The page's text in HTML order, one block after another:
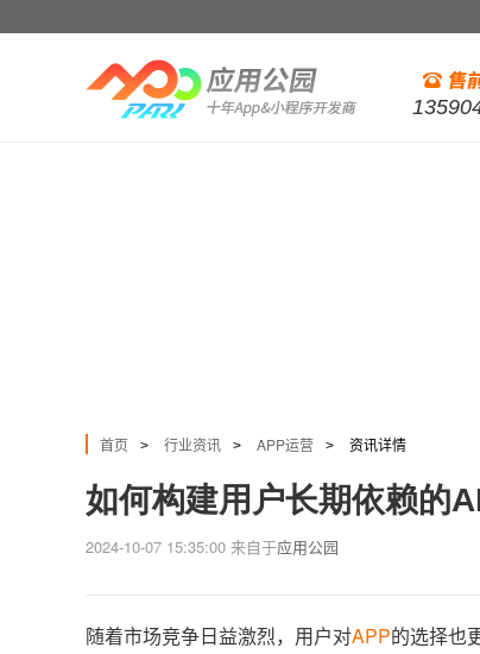
首页 > 行业资讯 > APP运营 > 资讯详情
如何构建用户长期依赖的
2024-10-07 15:35:00 来自于应用公园
随着市场竞争日益激烈，用户对APP的选择也